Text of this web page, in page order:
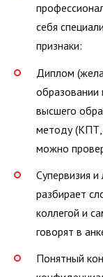
себя
признаки:
Диплом
образовании
высшего
методу (КПТ,
можно
Супервизия и
разбирает
коллегой и
говорят в
Понятный